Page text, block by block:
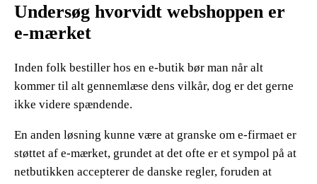
Undersøg hvorvidt webshoppen er
e-mærket
Inden folk bestiller hos en e-butik bør man når alt
kommer til alt gennemlæse dens vilkår, dog er det gerne
ikke videre spændende.
En anden løsning kunne være at granske om e-firmaet er
støttet af e-mærket, grundet at det ofte er et sympol på at
netbutikken accepterer de danske regler, foruden at